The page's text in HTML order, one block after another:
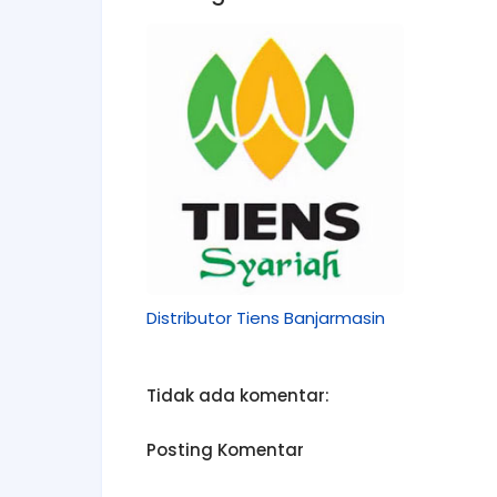
Distributor Tiens Banjarmasin
Tidak ada komentar:
Posting Komentar